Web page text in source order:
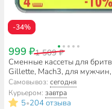
-34%
999 ₽1 509 ₽
Сменные кассеты для бритв
Gillette, Mach3, для
шт
Самовывоз:сегодня
Курьером:завтра
5•204 отзыва